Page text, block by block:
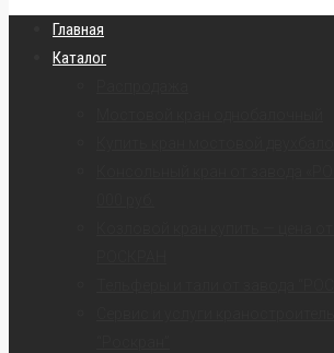
Главная
Каталог